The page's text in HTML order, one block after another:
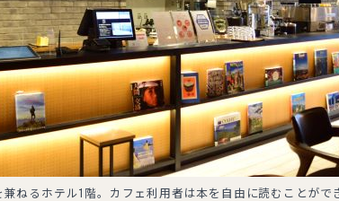
兼ねるホテル1階。カフェ利用者は本を自由に読むことがで